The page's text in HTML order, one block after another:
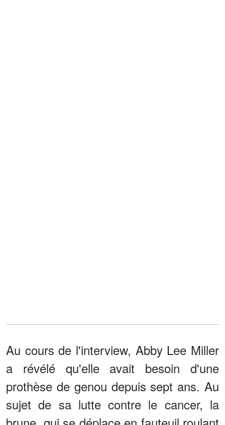
Au cours de l'interview, Abby Lee Miller
a révélé qu'elle avait besoin d'une
prothèse de genou depuis sept ans. Au
sujet de sa lutte contre le cancer, la